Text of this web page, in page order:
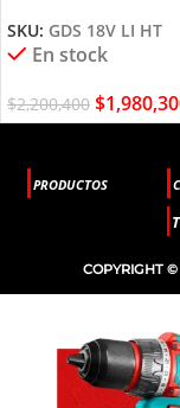
SKU: GDS 18V LI HT
En stock
$2,200,400 $
PRODUCTOS
COPYRIGHT ©